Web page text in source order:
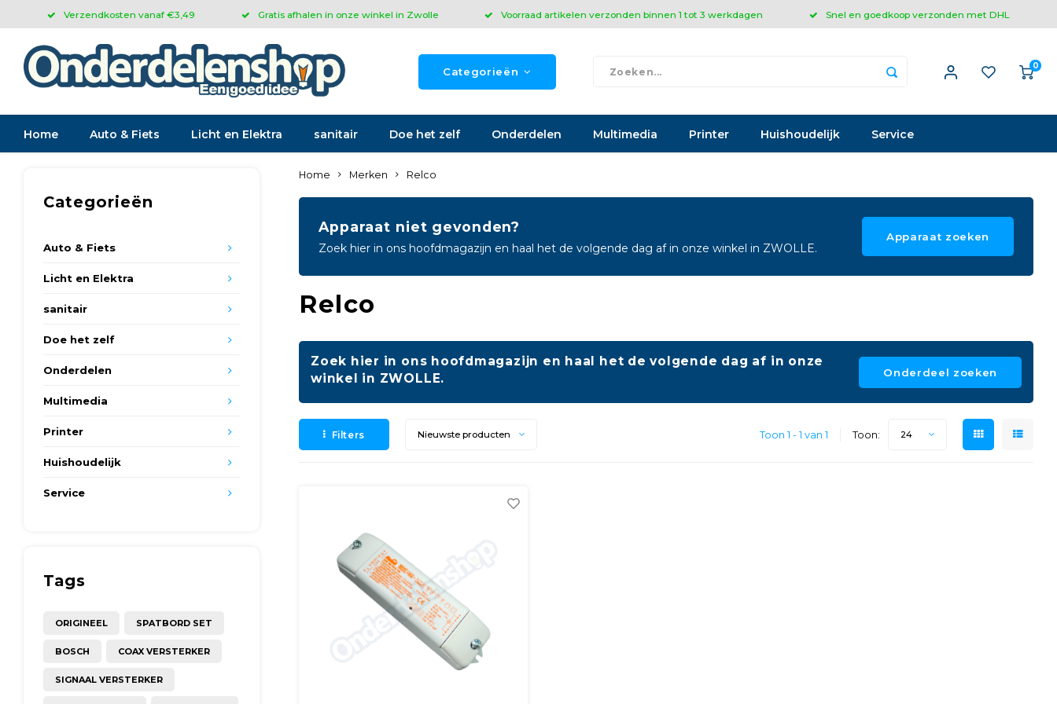
Verzendkosten vanaf €3,49 Gratis afhalen in onze winkel in Zwolle Voorraad artikelen verzonden binnen 1 tot 3 werkdagen Snel en goedkoop verzonden met DHL
Categorieën 0
Home Auto & Fiets Licht en Elektra sanitair Doe het zelf Onderdelen Multimedia Printer Huishoudelijk Service
Categorieën
Auto & Fiets
Licht en Elektra
sanitair
Doe het zelf
Onderdelen
Multimedia
Printer
Huishoudelijk
Service
Tags
ORIGINEEL SPATBORD SET
BOSCH COAX VERSTERKER
SIGNAAL VERSTERKER
Home Merken Relco
Apparaat niet gevonden?
Zoek hier in ons hoofdmagazijn en haal het de volgende dag af in onze winkel in ZWOLLE.
Apparaat zoeken
Relco
Zoek hier in ons hoofdmagazijn en haal het de volgende dag af in onze
winkel in ZWOLLE.
Onderdeel zoeken
Filters Nieuwste producten Toon 1 - 1 van 1 Toon: 24